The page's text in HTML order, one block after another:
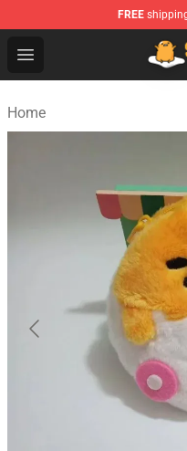
FREE
Open menu
Gudetama Plush
Home